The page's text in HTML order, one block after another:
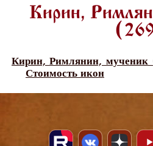
Кирин,
Кирин, Римлянин, мученик
Стоимость икон